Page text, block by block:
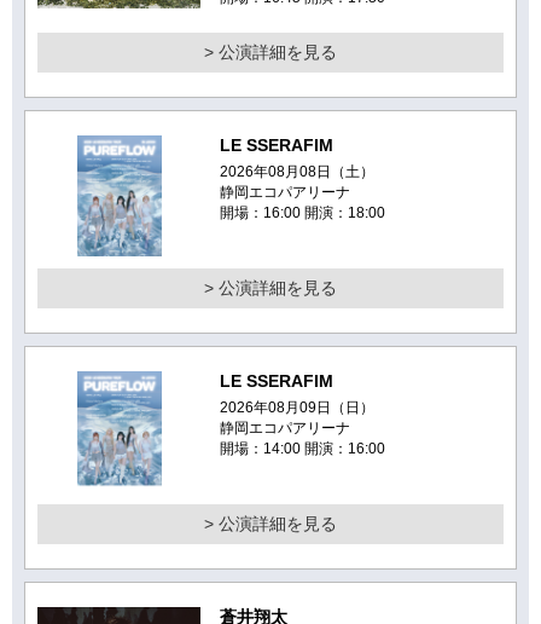
> 公演詳細を見る
LE SSERAFIM
2026年08月08日（土）
静岡エコパアリーナ
開場：16:00 開演：18:00
> 公演詳細を見る
LE SSERAFIM
2026年08月09日（日）
静岡エコパアリーナ
開場：14:00 開演：16:00
> 公演詳細を見る
蒼井翔太